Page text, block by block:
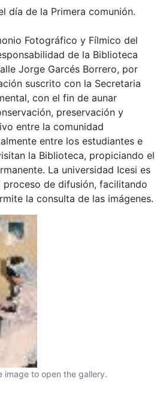
día de la Primera comunión.
Fotográfico y Fílmico del
de la Biblioteca
Jorge Garcés Borrero, por
suscrito con la Secretaria
con el fin de aunar
preservación y
entre la comunidad
entre los estudiantes e
la Biblioteca, propiciando el
La universidad Icesi es
proceso de difusión, facilitando
la consulta de las imágenes.
image to open the gallery.